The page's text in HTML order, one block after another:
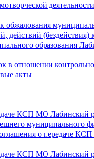
деятельности
обжалования
действий (бездействия)
образования
в отношении
акты
КСП МО Лабинский
муниципального
о передаче
КСП МО Лабинский